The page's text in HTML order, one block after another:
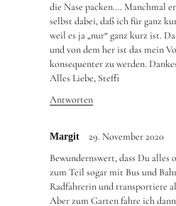
die Nase packen…. Manchmal
selbst dabei, daß ich für ganz
weil es ja „nur“ ganz kurz ist.
und von dem her ist das mein
konsequenter zu werden.
Alles Liebe, Steffi
Antworten
Margit
29. November 2020
Bewundernswert, dass Du
zum Teil sogar mit Bus und
Radfahrerin und transportiere
Aber zum Garten fahre ich